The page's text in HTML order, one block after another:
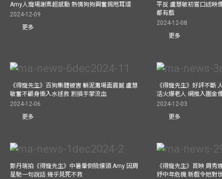
Amy人寵場謝票超感動 熱情狗狗興奮錫甩耳環
2024-12-09
更多
平反 盧慧敏初嘗口述映
都有戲
2024-12-08
更多
《得寵先生》百狗集體被害 躺泥灘場面震撼 盧慧
敏奮不顧身衝入水拯救 割損手掌流血
2024-12-06
更多
《得寵先生》好評不斷
活火爆老人 網推入圍金
2024-12-03
更多
鄭丹瑞拍《得寵先生》中暑暈倒險爆頭 Amy 因周
星馳一句說話 幾乎見死不救
《得寵先生》首映 周秀
妤中年危機 新戲令她對